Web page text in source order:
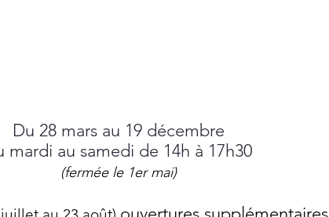
Du 28 mars au 19 décembre
mardi au samedi de 14h à 17h30
(fermée le 1er mai)